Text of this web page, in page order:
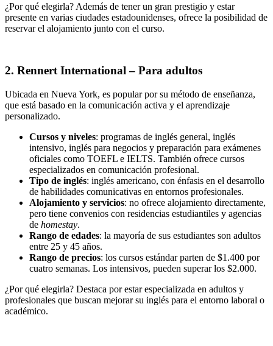
¿Por qué elegirla? Además de tener un gran prestigio y estar
presente en varias ciudades estadounidenses, ofrece la posibilidad de
reservar el alojamiento junto con el curso.
2. Rennert International – Para adultos
Ubicada en Nueva York, es popular por su método de enseñanza,
que está basado en la comunicación activa y el aprendizaje
personalizado.
Cursos y niveles: programas de inglés general, inglés
intensivo, inglés para negocios y preparación para exámenes
oficiales como TOEFL e IELTS. También ofrece cursos
especializados en comunicación profesional.
Tipo de inglés: inglés americano, con énfasis en el desarrollo
de habilidades comunicativas en entornos profesionales.
Alojamiento y servicios: no ofrece alojamiento directamente,
pero tiene convenios con residencias estudiantiles y agencias
de homestay.
Rango de edades: la mayoría de sus estudiantes son adultos
entre 25 y 45 años.
Rango de precios: los cursos estándar parten de $1.400 por
cuatro semanas. Los intensivos, pueden superar los $2.000.
¿Por qué elegirla? Destaca por estar especializada en adultos y
profesionales que buscan mejorar su inglés para el entorno laboral o
académico.